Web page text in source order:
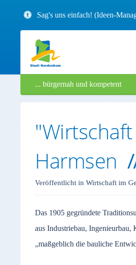
Sag's uns einfach! (Ideen-
... bürgernah und kompetent
Harmsen
Veröffentlicht in Wirtschaft im
Das 1905 gegründete
aus Industriebau, Ingenieurbau,
„maßgeblich die bauliche